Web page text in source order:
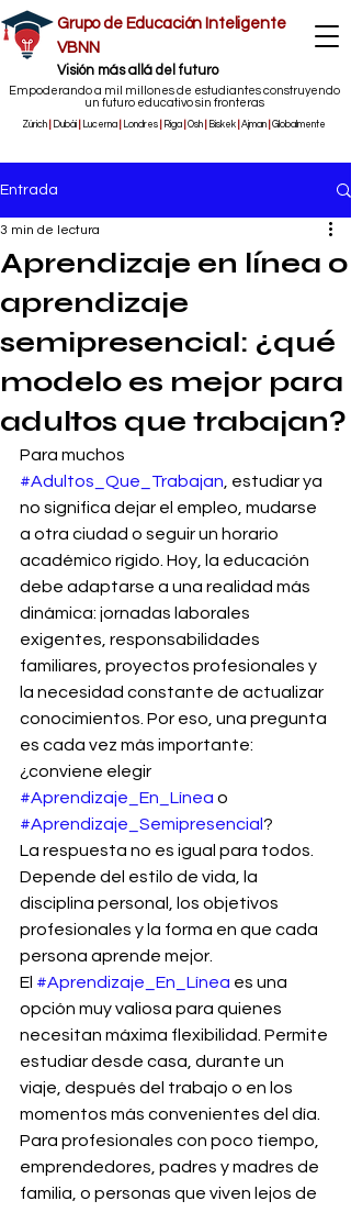
Grupo de Educación Inteligente
VBNN
​Visión más allá del futuro
Empoderando a mil millones de estudiantes construyendo
un futuro educativo sin fronteras
Zúrich Dubái Lucerna Londres Riga Osh Biskek Ajman Globalmente
Entrada
Aprendizaje en línea o
aprendizaje
semipresencial: ¿qué
modelo es mejor para
adultos que trabajan?
3 min de lectura
Para muchos
#Adultos_Que_Trabajan , estudiar ya
no significa dejar el empleo, mudarse
a otra ciudad o seguir un horario
académico rígido. Hoy, la educación
debe adaptarse a una realidad más
dinámica: jornadas laborales
exigentes, responsabilidades
familiares, proyectos profesionales y
la necesidad constante de actualizar
conocimientos. Por eso, una pregunta
es cada vez más importante:
¿conviene elegir
#Aprendizaje_En_Línea o
#Aprendizaje_Semipresencial ?
La respuesta no es igual para todos.
Depende del estilo de vida, la
disciplina personal, los objetivos
profesionales y la forma en que cada
persona aprende mejor.
El #Aprendizaje_En_Línea es una
opción muy valiosa para quienes
necesitan máxima flexibilidad. Permite
estudiar desde casa, durante un
viaje, después del trabajo o en los
momentos más convenientes del día.
Para profesionales con poco tiempo,
emprendedores, padres y madres de
familia, o personas que viven lejos de